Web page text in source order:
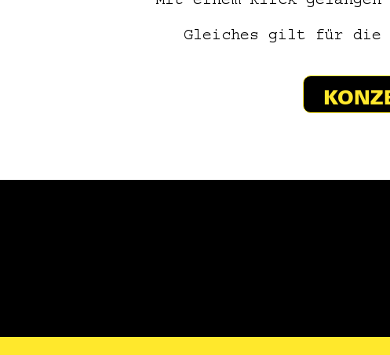
Gleiches gilt für die